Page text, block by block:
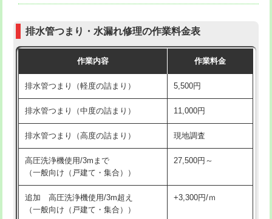
追加人工 16,500円
現場見積
※給水管工事は20mmまでの価格です。
交換・取付（その他部品） 11,000円+材料費
持込商品取付（単水栓） 13,200円
持込商品取付（混合水栓） 16,500円
持込商品取付（浄水器・分岐水栓） 16,500円
給水管工事※（ホール加工) 16,500円
給水管工事※（バンド止め) 3,300円
給水管工事※（支持金具設置)
給水管工事※（保温材使用（バンド止
め込み）)
5,500円
排水管つまり・水漏れ修理の作業料金表
作業内容 作業料金
排水管つまり（軽度の詰まり） 5,500円
排水管つまり（中度の詰まり） 11,000円
排水管つまり（高度の詰まり） 現地調査
高圧洗浄機使用/3mまで
（一般向け（戸建て・集合））
27,500円～
追加 高圧洗浄機使用/3m超え
（一般向け（戸建て・集合））
+3,300円/ｍ